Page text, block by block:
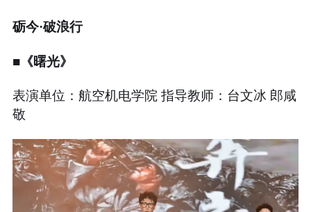
砺今·破浪行
■《曙光》
表演单位：航空机电学院 指导教师：台文冰 郎咸
敬